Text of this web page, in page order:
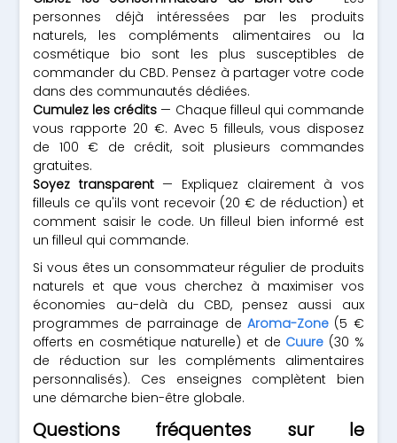
personnes déjà intéressées par les produits
naturels, les compléments alimentaires ou la
cosmétique bio sont les plus susceptibles de
commander du CBD. Pensez à partager votre code
dans des communautés dédiées.
Cumulez les crédits — Chaque filleul qui commande
vous rapporte 20 €. Avec 5 filleuls, vous disposez
de 100 € de crédit, soit plusieurs commandes
gratuites.
Soyez transparent— Expliquez clairement à vos
filleuls ce qu'ils vont recevoir (20 € de réduction) et
comment saisir le code. Un filleul bien informé est
un filleul qui commande.
Si vous êtes un consommateur régulier de produits
naturels et que vous cherchez à maximiser vos
économies au-delà du CBD, pensez aussi aux
programmes de parrainage de Aroma-Zone(5 €
offerts en cosmétique naturelle) et de Cuure (30 %
de réduction sur les compléments alimentaires
personnalisés). Ces enseignes complètent bien
une démarche bien-être globale.
Questions fréquentes sur le